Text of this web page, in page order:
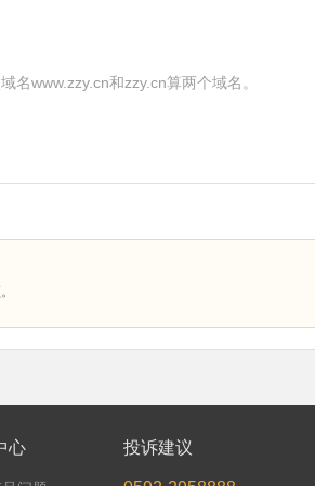
名www.zzy.cn和zzy.cn算两个域名。
心 投诉建议